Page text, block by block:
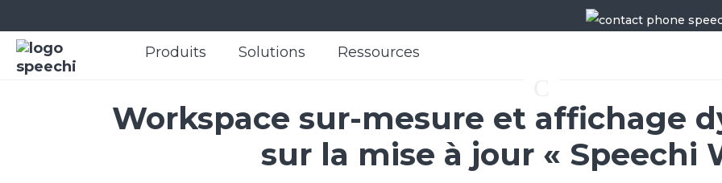
Produits Solutions Ressources
Produits Solutions Ressources
Workspace sur-mesure et affichage
sur la mise à jour « Speechi